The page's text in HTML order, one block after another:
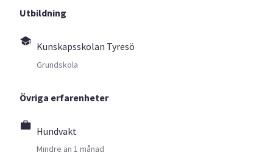
Utbildning
Kunskapsskolan Tyresö
Grundskola
Övriga erfarenheter
Hundvakt
Mindre än 1 månad